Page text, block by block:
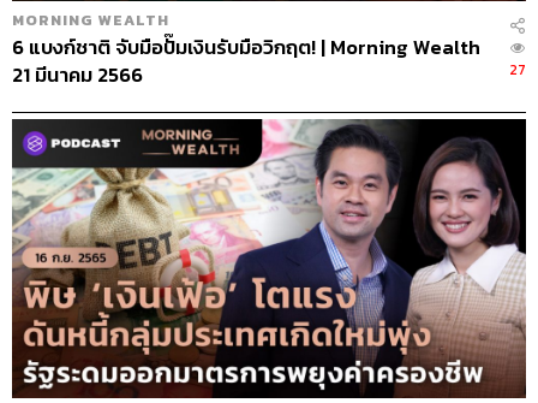
MORNING WEALTH
6 แบงก์ชาติ จับมือปั๊มเงินรับมือวิกฤต! | Morning Wealth
21 มีนาคม 2566
27